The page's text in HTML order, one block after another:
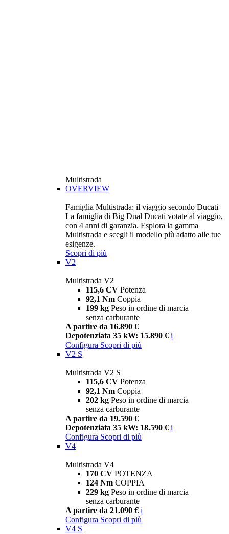
Multistrada
OVERVIEW
Famiglia Multistrada: il viaggio secondo Ducati
La famiglia di Big Dual Ducati votate al viaggio,
con 4 anni di garanzia. Esplora la gamma
Multistrada e scegli il modello più adatto alle tue
esigenze.
Scopri di più
V2
Multistrada V2
115,6 CV Potenza
92,1 Nm Coppia
199 kg Peso in ordine di marcia
senza carburante
A partire da 16.890 €
Depotenziata 35 kW: 15.890 € i
Configura Scopri di più
V2 S
Multistrada V2 S
115,6 CV Potenza
92,1 Nm Coppia
202 kg Peso in ordine di marcia
senza carburante
A partire da 19.590 €
Depotenziata 35 kW: 18.590 € i
Configura Scopri di più
V4
Multistrada V4
170 CV POTENZA
124 Nm COPPIA
229 kg Peso in ordine di marcia
senza carburante
A partire da 21.090 € i
Configura Scopri di più
V4 S